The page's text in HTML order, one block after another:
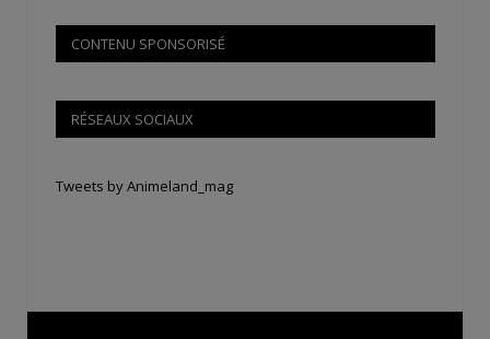
CONTENU SPONSORISÉ
RÉSEAUX SOCIAUX
Tweets by Animeland_mag